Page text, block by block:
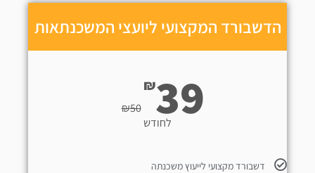
הדשבורד המקצועי ליועצי המשכנתאות
₪50
₪39
לחודש
דשבורד מקצועי לייעוץ משכנתה